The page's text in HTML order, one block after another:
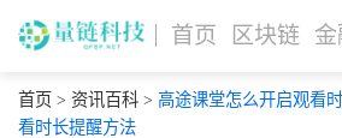
首页 区块链
首页 > 资讯百科> 高途课堂怎么开启观看
看时长提醒方法